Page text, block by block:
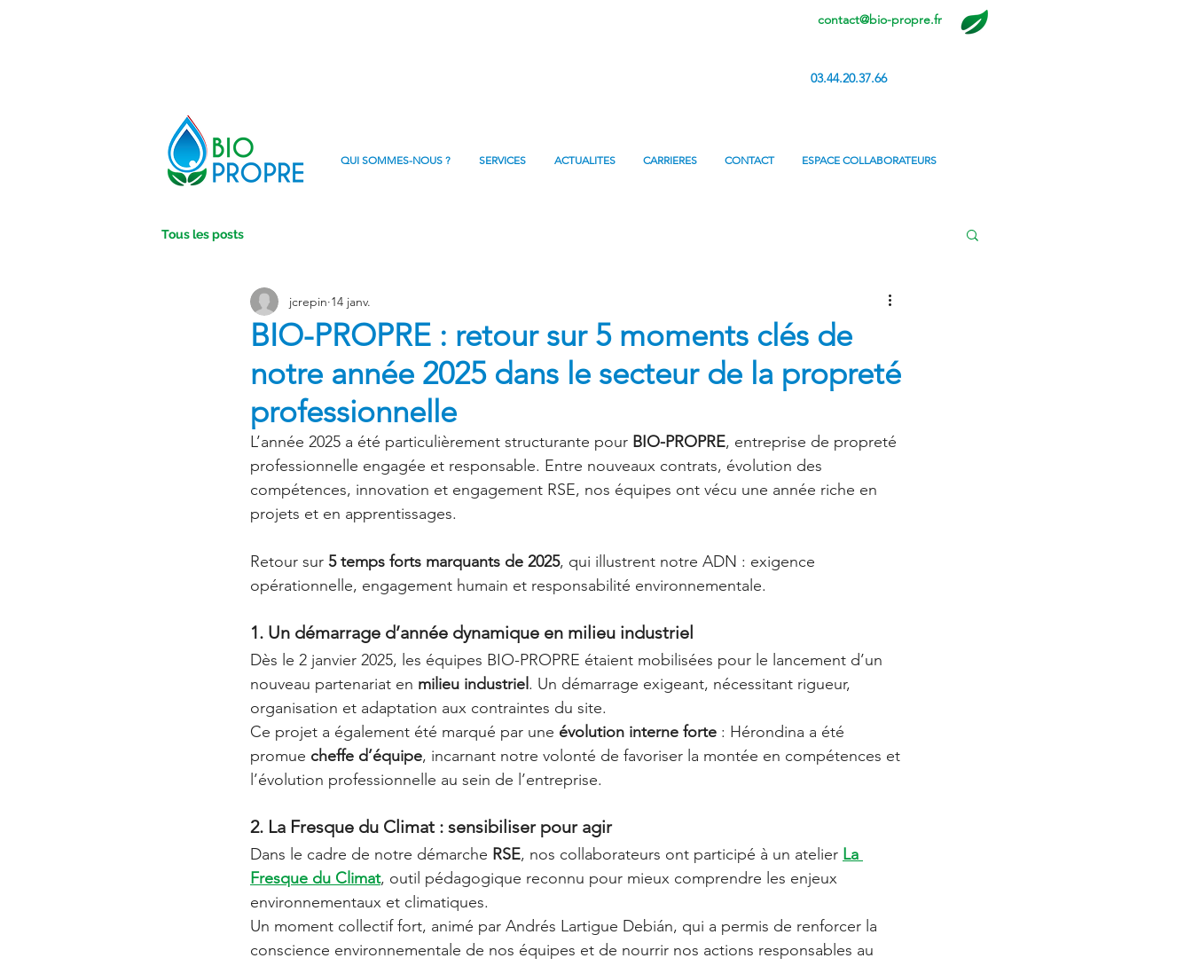
contact@bio-propre.fr
03.44.20.37.66
QUI SOMMES-NOUS ? SERVICES ACTUALITES CARRIERES CONTACT ESPACE COLLABORATEURS
Tous les posts
BIO-PROPRE : retour sur 5 moments clés de
notre année 2025 dans le secteur de la propreté
professionnelle
jcrepin 14 janv.
L’année 2025 a été particulièrement structurante pour BIO-PROPRE, entreprise de propreté
professionnelle engagée et responsable. Entre nouveaux contrats, évolution des
compétences, innovation et engagement RSE, nos équipes ont vécu une année riche en
projets et en apprentissages.
Retour sur 5 temps forts marquants de 2025, qui illustrent notre ADN : exigence
opérationnelle, engagement humain et responsabilité environnementale.
1. Un démarrage d’année dynamique en milieu industriel
Dès le 2 janvier 2025, les équipes BIO-PROPRE étaient mobilisées pour le lancement d’un
nouveau partenariat en milieu industriel . Un démarrage exigeant, nécessitant rigueur,
organisation et adaptation aux contraintes du site.
Ce projet a également été marqué par une évolution interne forte : Hérondina a été
promue cheffe d’équipe, incarnant notre volonté de favoriser la montée en compétences et
l’évolution professionnelle au sein de l’entreprise.
2. La Fresque du Climat : sensibiliser pour agir
Dans le cadre de notre démarche RSE, nos collaborateurs ont participé à un atelier La
Fresque du Climat, outil pédagogique reconnu pour mieux comprendre les enjeux
environnementaux et climatiques.
Un moment collectif fort, animé par Andrés Lartigue Debián, qui a permis de renforcer la
conscience environnementale de nos équipes et de nourrir nos actions responsables au